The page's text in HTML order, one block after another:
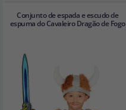
Conjunto de espada e escudo de
espuma do Cavaleiro Dragão de Fogo